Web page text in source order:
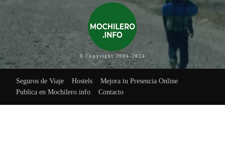
© Copyright 2006-2026
Seguros de Viaje Hostels
Mejora tu Presencia Online
Publica en Mochilero.info
Contacto